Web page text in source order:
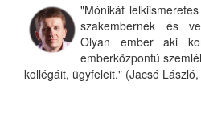
"Mónikát
szakembernek és
Olyan ember aki
emberközpontú
kollégáit, ügyfeleit." (Jacsó